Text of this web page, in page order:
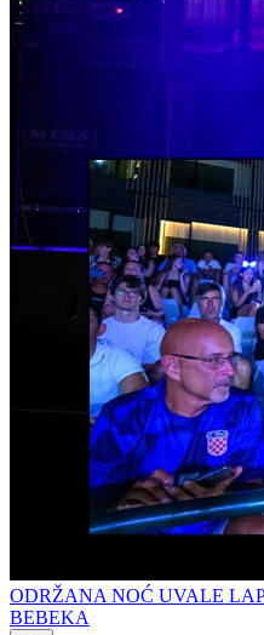
ODRŽANA NOĆ UVALE
BEBEKA